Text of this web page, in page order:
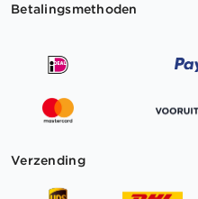
Betalingsmethoden
Verzending